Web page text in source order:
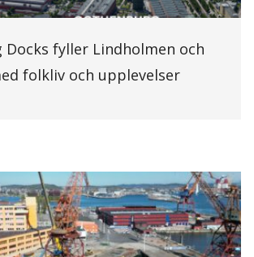
Docks fyller Lindholmen och
folkliv och upplevelser